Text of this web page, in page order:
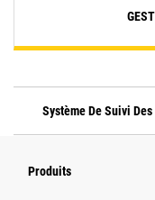
Système De Suivi
Produits